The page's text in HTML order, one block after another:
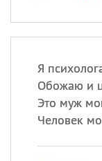
Я
Обожаю и
Это муж
Человек